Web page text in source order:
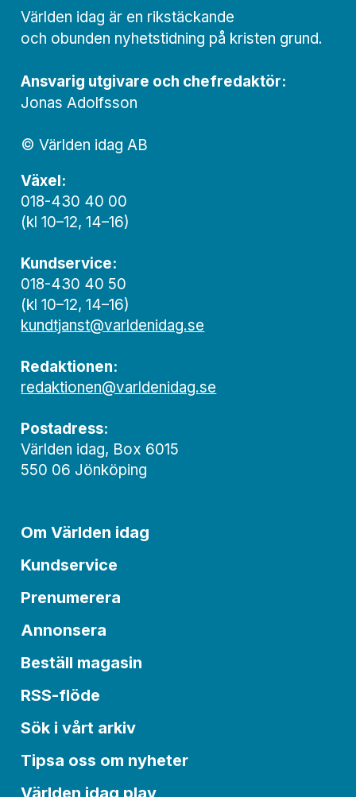
Världen idag är en rikstäckande
och obunden nyhets­­­tidning på kristen grund.
Ansvarig utgivare och chef­redaktör:
Jonas Adolfsson
© Världen idag AB
Växel:
018-430 40 00
(kl 10–12, 14–16)
Kundservice:
018-430 40 50
(kl 10–12, 14–16)
kundtjanst@varldenidag.se
Redaktionen:
redaktionen@varldenidag.se
Postadress:
Världen idag, Box 6015
550 06 Jönköping
Om Världen idag
Kundservice
Prenumerera
Annonsera
Beställ magasin
RSS-flöde
Sök i vårt arkiv
Tipsa oss om nyheter
Världen idag play